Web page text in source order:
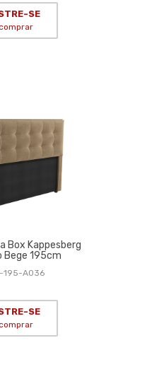
SE
Box Kappesberg
Bege 195cm
195-A036
SE